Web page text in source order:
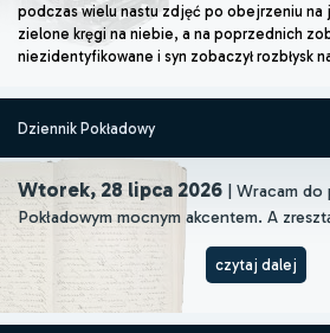
podczas wielu nastu zdjęć po obejrzeniu na
zielone kręgi na niebie, a na poprzednich
niezidentyfikowane i syn zobaczył rozbłysk
Dziennik Pokładowy
Wtorek, 28 lipca 2026 | Wracam do
Pokładowym mocnym akcentem. A
czytaj dalej